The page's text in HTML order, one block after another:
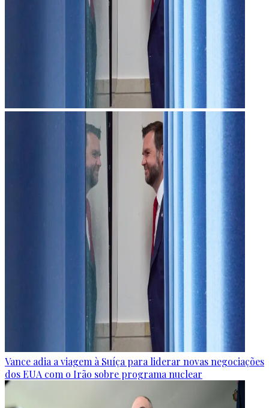
Vance adia a viagem à Suíça para liderar novas negociações
dos EUA com o Irão sobre programa nuclear